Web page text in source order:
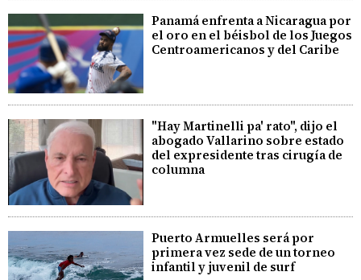
Panamá enfrenta a Nicaragua por
el oro en el béisbol de los Juegos
Centroamericanos y del Caribe
"Hay Martinelli pa' rato", dijo el
abogado Vallarino sobre estado
del expresidente tras cirugía de
columna
Puerto Armuelles será por
primera vez sede de un torneo
infantil y juvenil de surf